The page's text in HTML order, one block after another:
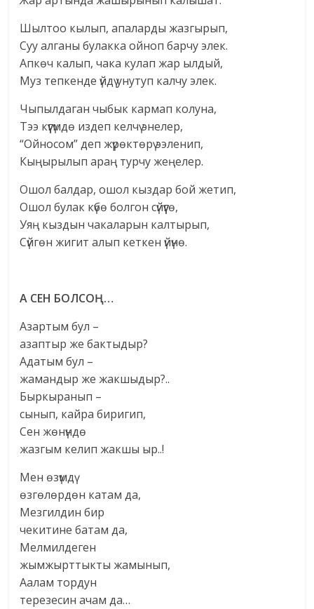
Шылтоо кылып, апаларды жазгырып,
Суу алганы булакка ойноп барчу элек.
Апкөч калып, чака кулап жар ылдый,
Муз тепкенде үйдү унутуп калчу элек.
Чыпылдаган чыбык кармап колуна,
Тээ күүгүмдө издеп келчү энелер,
“Ойносом” деп жүрөктөрү ээленип,
Кыңырылып араң турчу жеңелер.
Ошол балдар, ошол кыздар бой жетип,
Ошол булак күбө болгон сүйүүгө,
Уяң кыздын чакаларын калтырып,
Сүйгөн жигит алып кеткен үйүнө.
А СЕН БОЛСОҢ…
Азартым бул –
азаптыр же бактыдыр?
Адатым бул –
жамандыр же жакшыдыр?..
Быркыранып –
сынып, кайра биригип,
Сен жөнүндө
жазгым келип жакшы ыр..!
Мен өзүмдү
өзгөлөрдөн катам да,
Мезгилдин бир
чекитине батам да,
Мелмилдеген
жымжырттыкты жамынып,
Аалам тордун
терезесин ачам да…